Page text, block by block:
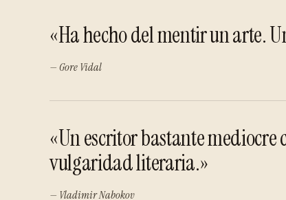
«Ha hecho del mentir un arte.
— Gore Vidal
«Un escritor bastante mediocre
vulgaridad literaria.»
— Vladimir Nabokov